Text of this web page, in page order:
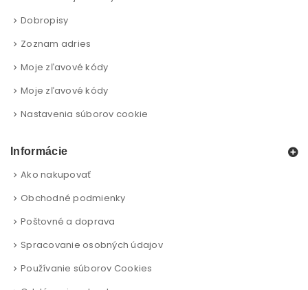
Dobropisy
Zoznam adries
Moje zľavové kódy
Moje zľavové kódy
Nastavenia súborov cookie
Informácie
Ako nakupovať
Obchodné podmienky
Poštovné a doprava
Spracovanie osobných údajov
Používanie súborov Cookies